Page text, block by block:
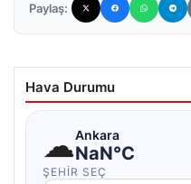
Paylaş:
Hava Durumu
☁Ankara
NaN°C
ŞEHIR SEÇ